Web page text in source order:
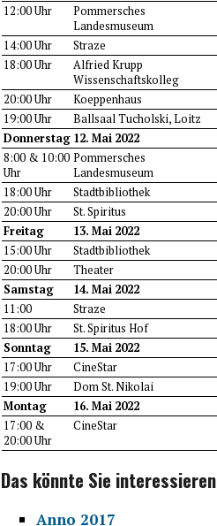
12:00 Uhr
Pommersches
Landesmuseum
14:00 Uhr Straze
18:00 Uhr
Alfried Krupp
Wissenschaftskolleg
20:00 Uhr
Koeppenhaus
19:00 Uhr
Ballsaal Tucholski, Loitz
Donnerstag 12. Mai 2022
8:00 & 10:00
Uhr
Pommersches
Landesmuseum
18:00 Uhr Stadtbibliothek
20:00 Uhr
St. Spiritus
Freitag
13. Mai 2022
15:00 Uhr
Stadtbibliothek
20:00 Uhr
Theater
Samstag
14. Mai 2022
11:00
Straze
18:00 Uhr
St. Spiritus Hof
Sonntag
15. Mai 2022
17:00 Uhr
CineStar
19:00 Uhr
Dom St. Nikolai
Montag
16. Mai 2022
17:00 &
20:00 Uhr
CineStar
Das könnte Sie interessieren
Anno 2017